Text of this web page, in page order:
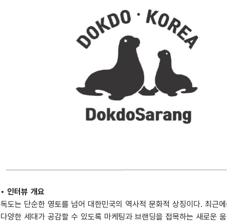
• 인터뷰 개요
독도는 단순한 영토를 넘어 대한민국의 역사적 문화적 상징이다. 최근
다양한 세대가 공감할 수 있도록 마케팅과 브랜딩을 접목하는 새로운